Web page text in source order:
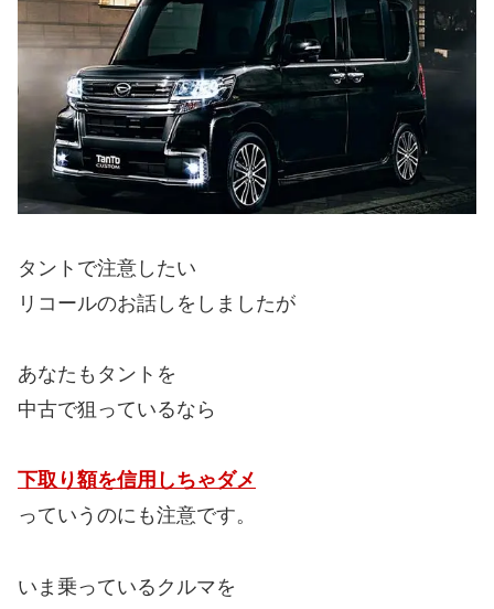
タントで注意したい
リコールのお話しをしましたが
あなたもタントを
中古で狙っているなら
下取り額を信用しちゃダメ
っていうのにも注意です。
いま乗っているクルマを